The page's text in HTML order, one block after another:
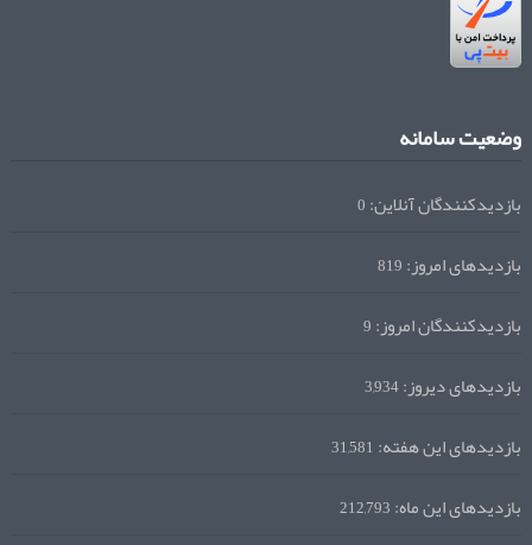
وضعیت سامانه
بازدیدکنندگان آنلاین:0
بازدیدهای امروز:819
بازدیدکنندگان امروز:9
بازدیدهای دیروز:3,934
بازدیدهای این هفته:31,581
بازدیدهای این ماه:212,793